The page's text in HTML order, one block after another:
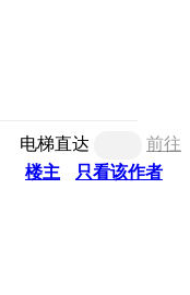
电梯直达
前往
楼主
只看该作者